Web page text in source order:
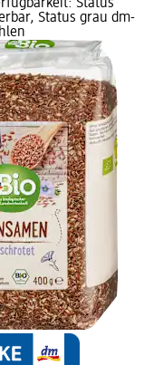
Status
Status grau dm-